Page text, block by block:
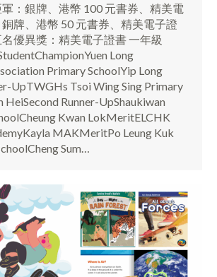
：銀牌、港幣 100 元書券、精美電
牌、港幣 50 元書券、精美電子證
優異獎：精美電子證書 一年級
Long
Primary SchoolYip Long
UpTWGHs Tsoi Wing Sing Primary
HeiSecond Runner-UpShaukiwan
Kwan LokMeritELCHK
MAKMeritPo Leung Kuk
Sum…